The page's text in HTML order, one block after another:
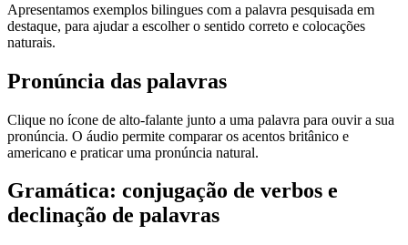
Apresentamos exemplos bilingues com a palavra pesquisada em
destaque, para ajudar a escolher o sentido correto e colocações
naturais.
Pronúncia das palavras
Clique no ícone de alto-falante junto a uma palavra para ouvir a sua
pronúncia. O áudio permite comparar os acentos britânico e
americano e praticar uma pronúncia natural.
Gramática: conjugação de verbos e
declinação de palavras